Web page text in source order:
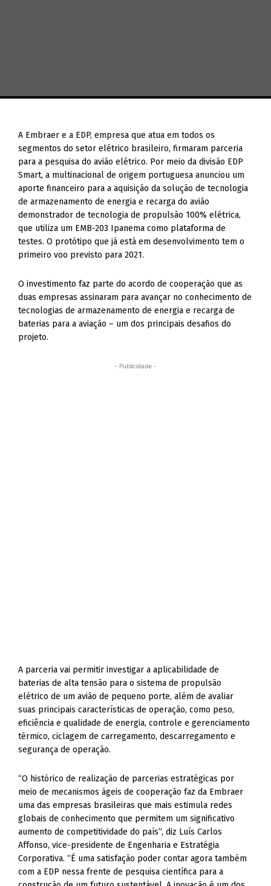
A Embraer e a EDP, empresa que atua em todos os
segmentos do setor elétrico brasileiro, firmaram parceria
para a pesquisa do avião elétrico. Por meio da divisão EDP
Smart, a multinacional de origem portuguesa anunciou um
aporte financeiro para a aquisição da solução de tecnologia
de armazenamento de energia e recarga do avião
demonstrador de tecnologia de propulsão 100% elétrica,
que utiliza um EMB-203 Ipanema como plataforma de
testes. O protótipo que já está em desenvolvimento tem o
primeiro voo previsto para 2021.
O investimento faz parte do acordo de cooperação que as
duas empresas assinaram para avançar no conhecimento de
tecnologias de armazenamento de energia e recarga de
baterias para a aviação – um dos principais desafios do
projeto.
- Publicidade -
A parceria vai permitir investigar a aplicabilidade de
baterias de alta tensão para o sistema de propulsão
elétrico de um avião de pequeno porte, além de avaliar
suas principais características de operação, como peso,
eficiência e qualidade de energia, controle e gerenciamento
térmico, ciclagem de carregamento, descarregamento e
segurança de operação.
“O histórico de realização de parcerias estratégicas por
meio de mecanismos ágeis de cooperação faz da Embraer
uma das empresas brasileiras que mais estimula redes
globais de conhecimento que permitem um significativo
aumento de competitividade do país”, diz Luís Carlos
Affonso, vice-presidente de Engenharia e Estratégia
Corporativa. “É uma satisfação poder contar agora também
com a EDP nessa frente de pesquisa científica para a